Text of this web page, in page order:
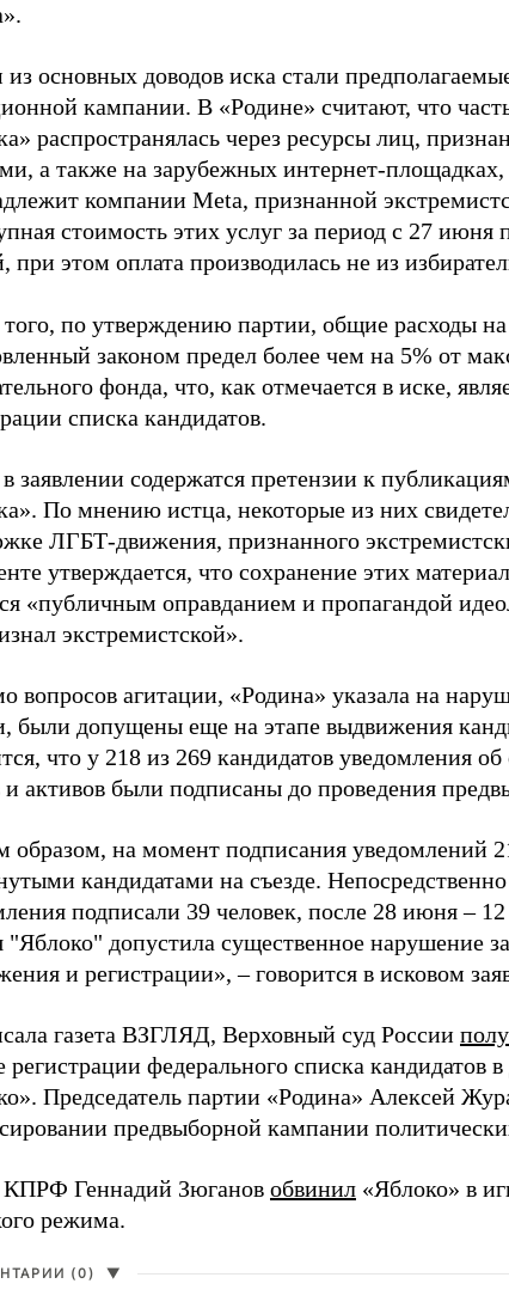
основных доводов иска стали
кампании. В «Родине» считают, что
распространялась через ресурсы лиц,
а также на зарубежных интернет-
компании Meta, признанной
стоимость этих услуг за период с 27 июня
при этом оплата производилась не из
по утверждению партии, общие расходы
законом предел более чем на 5% от
фонда, что, как отмечается в иске,
списка кандидатов.
заявлении содержатся претензии к
По мнению истца, некоторые из них
ЛГБТ-движения, признанного
утверждается, что сохранение этих
«публичным оправданием и пропагандой
экстремистской».
вопросов агитации, «Родина» указала на
были допущены еще на этапе выдвижения
что у 218 из 269 кандидатов уведомления
и активов были подписаны до проведения
образом, на момент подписания уведомлений
кандидатами на съезде.
подписали 39 человек, после 28 июня –
"Яблоко" допустила существенное нарушение
и регистрации», – говорится в исковом
газета ВЗГЛЯД, Верховный суд России
регистрации федерального списка кандидатов
Председатель партии «Родина» Алексей
предвыборной кампании
Геннадий Зюганов обвинил «Яблоко» в
режима.
(0) ▼